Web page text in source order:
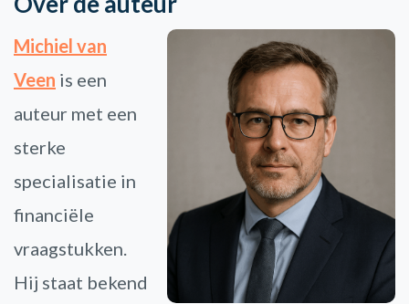
Michiel van
Veen is een
auteur met een
sterke
specialisatie in
financiële
vraagstukken.
Hij staat bekend